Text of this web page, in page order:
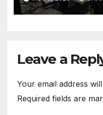
Leave a
Your email address
Required fields are